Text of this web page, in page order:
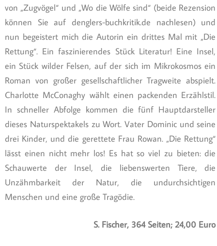
von „Zugvögel“ und „Wo die Wölfe sind“ (beide Rezension
können Sie auf denglers-buchkritik.de nachlesen) und
nun begeistert mich die Autorin ein drittes Mal mit „Die
Rettung“. Ein faszinierendes Stück Literatur! Eine Insel,
ein Stück wilder Felsen, auf der sich im Mikrokosmos ein
Roman von großer gesellschaftlicher Tragweite abspielt.
Charlotte McConaghy wählt einen packenden Erzählstil.
In schneller Abfolge kommen die fünf Hauptdarsteller
dieses Naturspektakels zu Wort. Vater Dominic und seine
drei Kinder, und die gerettete Frau Rowan. „Die Rettung“
lässt einen nicht mehr los! Es hat so viel zu bieten: die
Schauwerte der Insel, die liebenswerten Tiere, die
Unzähmbarkeit der Natur, die undurchsichtigen
Menschen und eine große Tragödie.
S. Fischer, 364 Seiten; 24,00 Euro